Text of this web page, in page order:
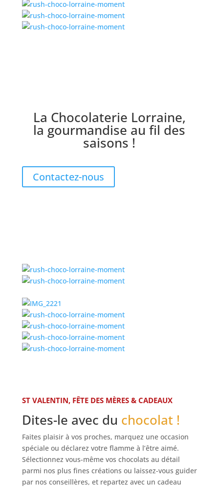
La Chocolaterie Lorraine,
la gourmandise au fil des
saisons !
Contactez-nous
ST VALENTIN, FÊTE DES MÈRES & CADEAUX
Dites-le avec du chocolat !
Faites plaisir à vos proches, marquez une occasion
spéciale ou déclarez votre flamme à l’être aimé.
Sélectionnez vous-même vos chocolats au détail
parmi nos plus fines créations ou laissez-vous guider
par nos conseillères, et repartez avecun cadeau